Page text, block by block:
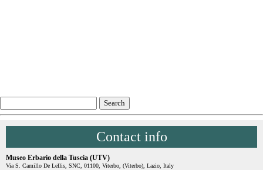
Contact info
Museo Erbario della Tuscia (UTV)
Via S. Camillo De Lellis, SNC, 01100, Viterbo, (Viterbo), Lazio, Italy